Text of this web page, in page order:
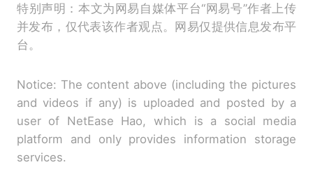
特别声明：本文为网易自媒体平台“网易号”作者上传
并发布，仅代表该作者观点。网易仅提供信息发布平
台。
Notice: The content above (including the pictures
and videos if any) is uploaded and posted by a
user of NetEase Hao, which is a social media
platform and only provides information storage
services.